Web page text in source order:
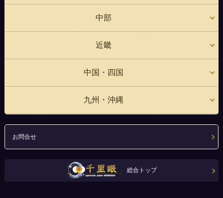
中部
近畿
中国・四国
九州・沖縄
お問合せ
総合トップ